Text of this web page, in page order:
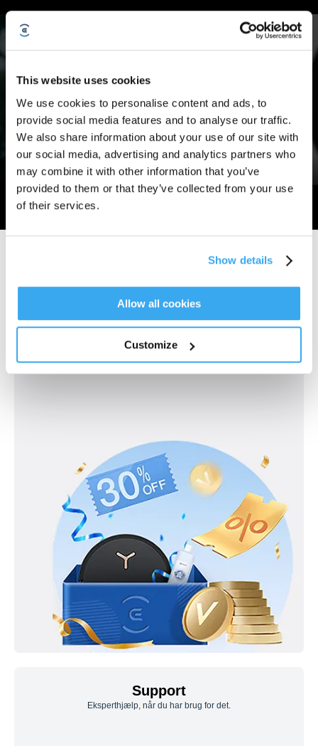
This website uses cookies
We use cookies to personalise content and ads, to
provide social media features and to analyse our traffic.
We also share information about your use of our site with
our social media, advertising and analytics partners who
may combine it with other information that you’ve
provided to them or that they’ve collected from your use
of their services.
Show details
Allow all cookies
Customize
DEEBOT X12 - FocusJet on Stain, Roll Out a
Deep Clean
Vær med i bevægelsen
Hvor kan du købe
Support
Eksperthjælp, når du har brug for det.